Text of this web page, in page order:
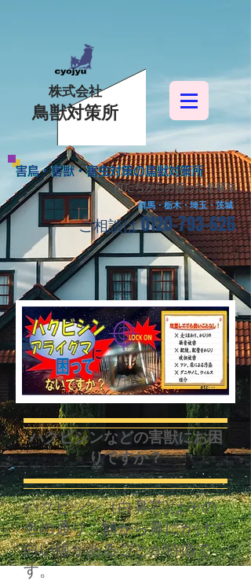
株式会社
鳥獣対策所
害鳥・害獣・害虫対策の鳥獣対策所
害鳥・害獣・害虫対策の鳥獣対策所
獣たちからの困ったを解決
群馬・栃木・埼玉・茨城
​ご相談は0120-793-626
ハクビシンなどの害獣にお困
りですか？
ハクビシン（白鼻芯)はその
名の通り、額から鼻にかけて
白い線があることが特徴で
す。